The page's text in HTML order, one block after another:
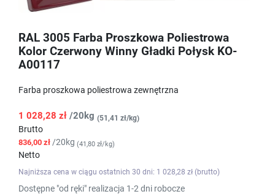
RAL 3005 Farba Proszkowa Poliestrowa
Kolor Czerwony Winny Gładki Połysk KO-
A00117
Farba proszkowa poliestrowa zewnętrzna
1 028,28 zł /20kg (51,41 zł/kg)
Brutto
836,00 zł /20kg (41,80 zł/kg)
Netto
Najniższa cena w ciągu ostatnich 30 dni: 1 028,28 zł (brutto)
Dostępne "od ręki" realizacja 1-2 dni robocze